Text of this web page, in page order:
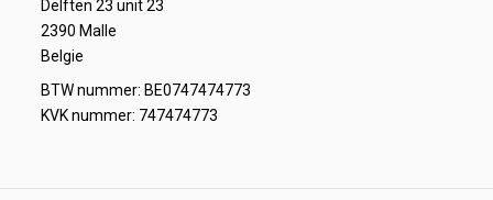
Delften 23 unit 23
2390 Malle
Belgie
BTW nummer: BE0747474773
KVK nummer: 747474773